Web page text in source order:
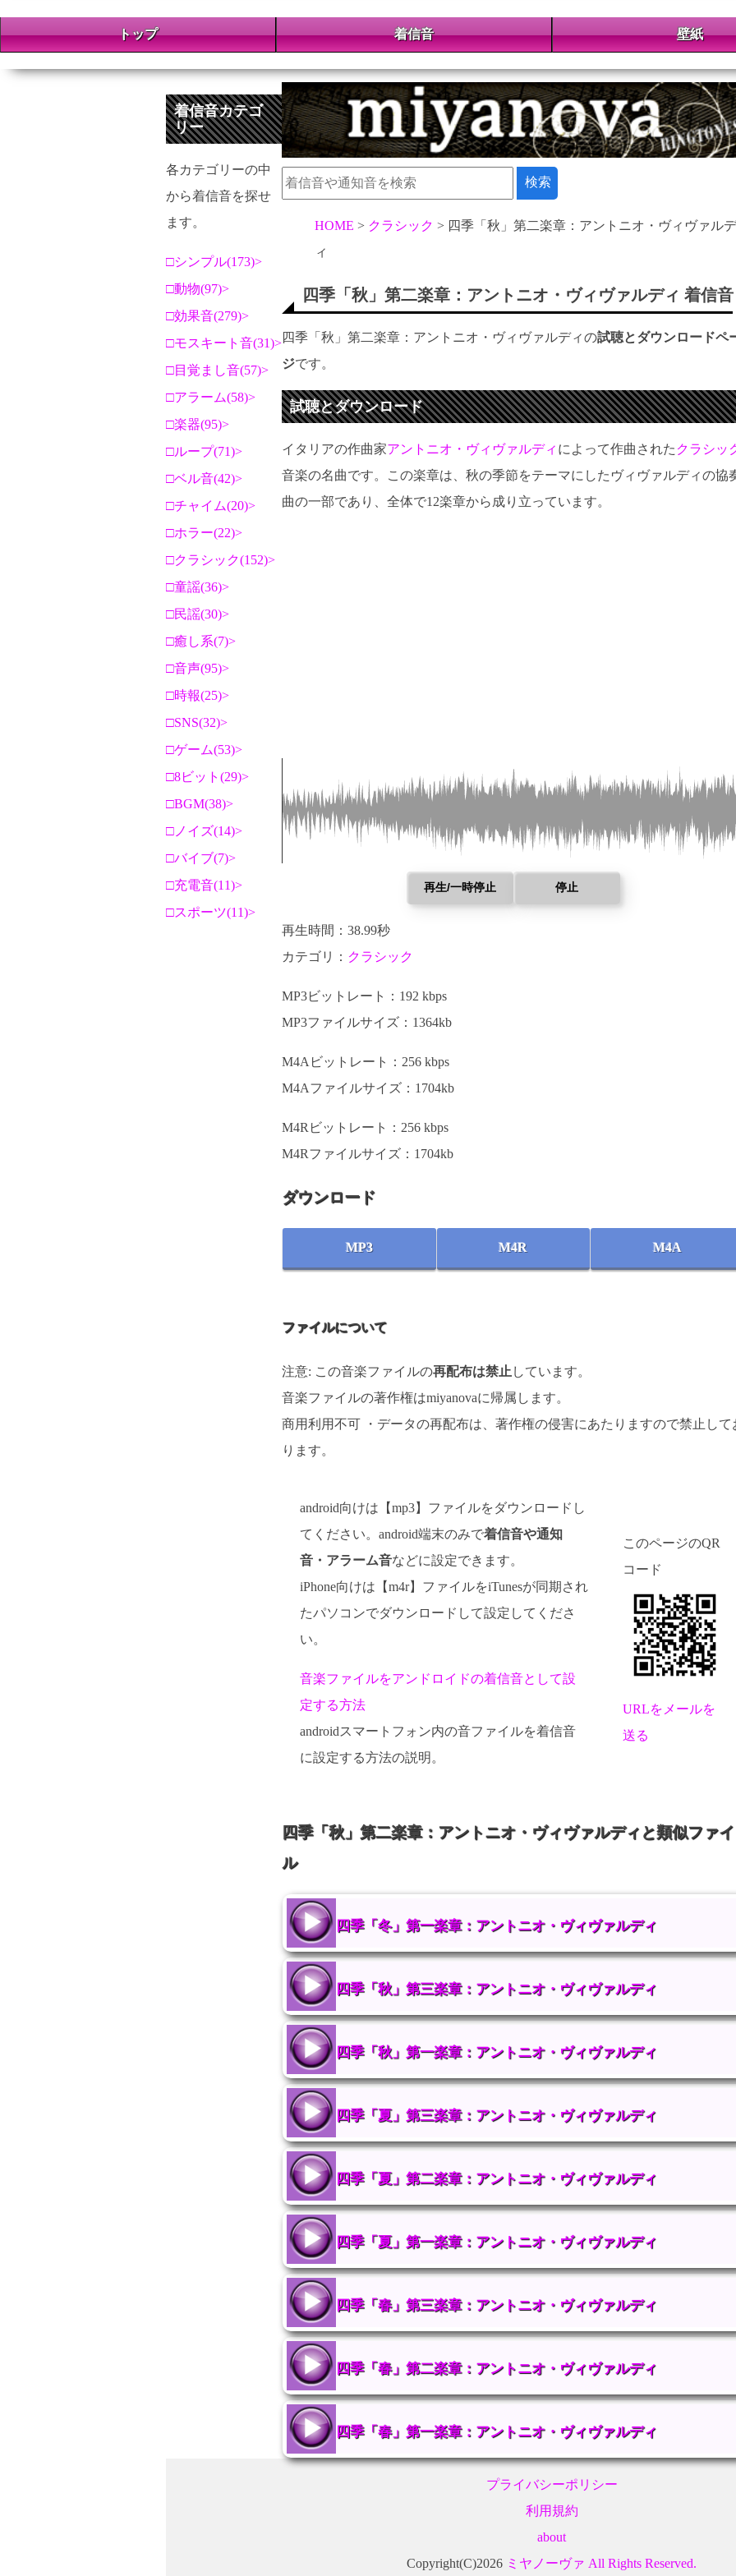
トップ 着信音 壁紙
HOME クラシック
四季「秋」第二楽章：アントニオ・ヴィヴァルデ
ィ
四季「秋」第二楽章：アントニオ・ヴィヴァルディ 着信音
四季「秋」第二楽章：アントニオ・ヴィヴァルディの試聴とダウンロードペ
ジです。
試聴とダウンロード
イタリアの作曲家アントニオ・ヴィヴァルディ によって作曲された クラシッ
音楽の名曲です。この楽章は、秋の季節をテーマにしたヴィヴァルディの協
曲の一部であり、全体で12楽章から成り立っています。
再生/一時停止 停止
再生時間：38.99秒
カテゴリ： クラシック
MP3ビットレート：192 kbps
MP3ファイルサイズ：1364kb
M4Aビットレート：256 kbps
M4Aファイルサイズ：1704kb
M4Rビットレート：256 kbps
M4Rファイルサイズ：1704kb
ダウンロード
MP3 M4R M4A
ファイルについて
注意: この音楽ファイルの再配布は禁止 しています。
音楽ファイルの著作権はmiyanovaに帰属します。
商用利用不可 ・データの再配布は、著作権の侵害にあたりますので禁止して
ります。
android向けは【mp3】ファイルをダウンロードし
てください。android端末のみで着信音や通知
音・アラーム音などに設定できます。
iPhone向けは【m4r】ファイルをiTunesが同期され
たパソコンでダウンロードして設定してくださ
い。
音楽ファイルをアンドロイドの着信音として設
定する方法
androidスマートフォン内の音ファイルを着信音
に設定する方法の説明。
このページのQR
コード
URLをメールを
送る
四季「秋」第二楽章：アントニオ・ヴィヴァルディと類似ファイ
ル
四季「冬」第一楽章：アントニオ・ヴィヴァルディ
四季「秋」第三楽章：アントニオ・ヴィヴァルディ
四季「秋」第一楽章：アントニオ・ヴィヴァルディ
四季「夏」第三楽章：アントニオ・ヴィヴァルディ
四季「夏」第二楽章：アントニオ・ヴィヴァルディ
四季「夏」第一楽章：アントニオ・ヴィヴァルディ
四季「春」第三楽章：アントニオ・ヴィヴァルディ
四季「春」第二楽章：アントニオ・ヴィヴァルディ
四季「春」第一楽章：アントニオ・ヴィヴァルディ
着信音カテゴ
リー
各カテゴリーの中
から着信音を探せ
ます。
シンプル(173)
動物(97)
効果音(279)
モスキート音(31)
目覚まし音(57)
アラーム(58)
楽器(95)
ループ(71)
ベル音(42)
チャイム(20)
ホラー(22)
クラシック(152)
童謡(36)
民謡(30)
癒し系(7)
音声(95)
時報(25)
SNS(32)
ゲーム(53)
8ビット(29)
BGM(38)
ノイズ(14)
バイブ(7)
充電音(11)
スポーツ(11)
プライバシーポリシー
利用規約
about
Copyright(C)2026 ミヤノーヴァ All Rights Reserved.